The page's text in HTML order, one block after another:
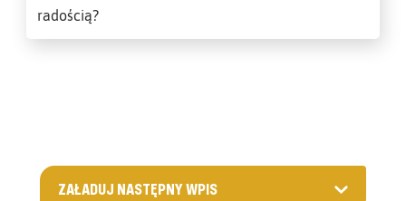
radością?
ZAŁADUJ NASTĘPNY WPIS